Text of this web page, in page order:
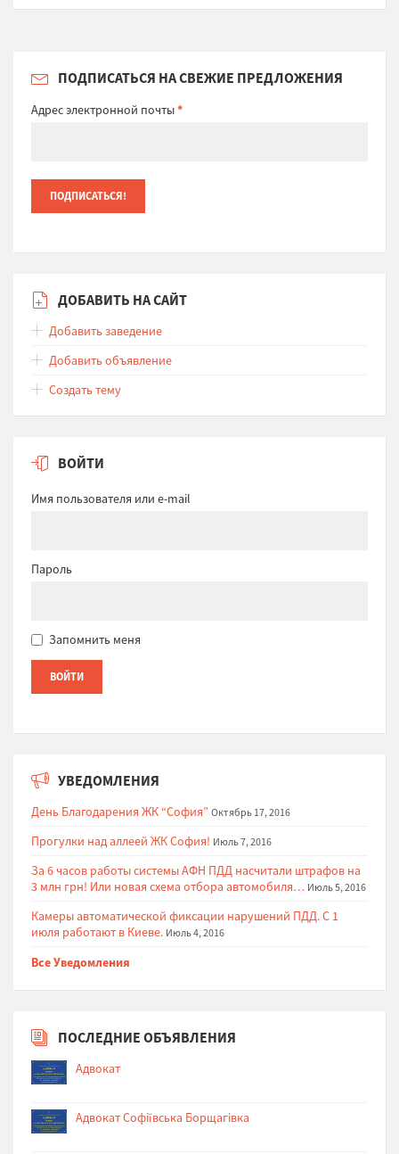
ПОДПИСАТЬСЯ НА СВЕЖИЕ ПРЕДЛОЖЕНИЯ
Адрес электронной почты*
ДОБАВИТЬ НА САЙТ
Добавить заведение
Добавить объявление
Создать тему
ВОЙТИ
Имя пользователя или e-mail
Пароль
Запомнить меня
УВЕДОМЛЕНИЯ
День Благодарения ЖК “София” Октябрь 17, 2016
Прогулки над аллеей ЖК София! Июль 7, 2016
За 6 часов работы системы АФН ПДД насчитали штрафов на
3 млн грн! Или новая схема отбора автомобиля… Июль 5, 2016
Камеры автоматической фиксации нарушений ПДД. С 1
июля работают в Киеве. Июль 4, 2016
Все Уведомления
ПОСЛЕДНИЕ ОБЪЯВЛЕНИЯ
Адвокат
Адвокат Софіївська Борщагівка